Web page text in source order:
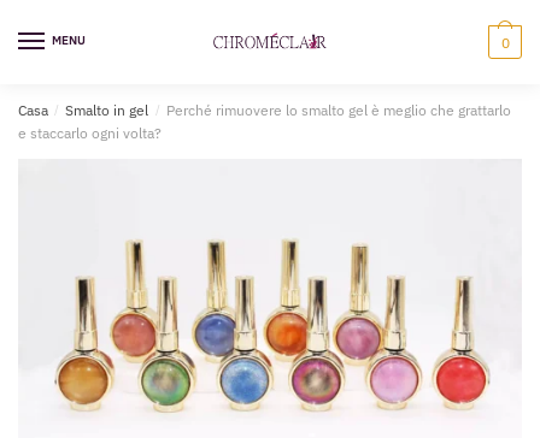
alla
MENU 0
Casa / Smalto in gel / Perché rimuovere lo smalto gel è meglio che grattarlo
e staccarlo ogni volta?